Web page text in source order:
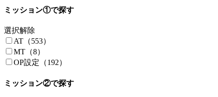
フィットシャトル（0）
フォード（7）
フォルクスワーゲンT5（0）
フォルクスワーゲンT6（1）
フリード（2）
プリウス（0）
ボクシー（0）
キャンピングカー長野（8）
キャンピングカーハタナカ（3）
キャンピング＆カスタムJAPAN（3）
キャンパー鹿児島（12）
カスタムプロ ホワイト（2）
アビーロード（1）
ミッション①で探す
選択解除
AT（553）
MT（8）
OP設定（192）
ミッション②で探す